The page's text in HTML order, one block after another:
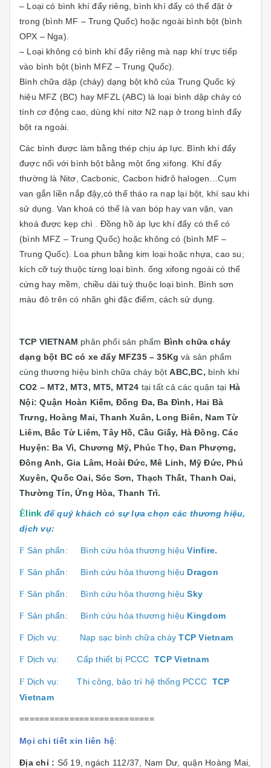
– Loại có bình khí đẩy riêng, bình khí đẩy có thể đặt ở
trong (bình MF – Trung Quốc) hoặc ngoài bình bột (bình
OPX – Nga).
– Loại không có bình khí đẩy riêng mà nạp khí trực tiếp
vào bình bột (bình MFZ – Trung Quốc).
Bình chữa dập (cháy) dạng bột khô của Trung Quốc ký
hiệu MFZ (BC) hay MFZL (ABC) là loại bình dập cháy có
tính cơ động cao, dùng khí nitơ N2 nạp ở trong bình đẩy
bột ra ngoài.
Các bình được làm bằng thép chịu áp lực. Bình khí đẩy
được nối với bình bột bằng một ống xifong. Khí đẩy
thường là Nitơ, Cacbonic, Cacbon hiđrô halogen…Cụm
van gắn liền nắp đậy,có thể tháo ra nạp lại bột, khí sau khi
sử dụng. Van khoá có thể là van bóp hay van vặn, van
khoá được kẹp chì . Đồng hồ áp lực khí đẩy có thể có
(bình MFZ – Trung Quốc) hoặc không có (bình MF –
Trung Quốc). Loa phun bằng kim loại hoặc nhựa, cao su;
kích cỡ tuỳ thuộc từng loại bình. ống xifong ngoài có thể
cứng hay mềm, chiều dài tuỳ thuộc loại bình. Bình sơn
màu đỏ trên có nhãn ghi đặc điểm, cách sử dụng.
TCP VIETNAM phân phối sản phẩm Bình chữa cháy
dạng bột BC có xe đẩy MFZ35 – 35Kg và sản phẩm
cùng thương hiệu bình chữa cháy bộtABC,BC, bình khí
CO2 – MT2, MT3, MT5, MT24 tạitất cả các quận tại Hà
Nội: Quận Hoàn Kiếm, Đống Đa, Ba Đình, Hai Bà
Trưng, Hoàng Mai, Thanh Xuân, Long Biên, Nam Từ
Liêm, Bắc Từ Liêm, Tây Hồ, Cầu Giấy, Hà Đông. Các
Huyện: Ba Vì, Chương Mỹ, Phúc Thọ, Đan Phượng,
Đông Anh, Gia Lâm, Hoài Đức, Mê Linh, Mỹ Đức, Phú
Xuyên, Quốc Oai, Sóc Sơn, Thạch Thất, Thanh Oai,
Thường Tín, Ứng Hòa, Thanh Trì.
Êlink để quý khách có sự lựa chọn các thương hiệu,
dịch vụ:
F Sản phẩn: Bình cứu hỏa thương hiệuVinfire.
F Sản phẩn: Bình cứu hỏa thương hiệu Dragon
F Sản phẩn: Bình cứu hỏa thương hiệuSky
F Sản phẩn: Bình cứu hỏa thương hiệu Kingdom
F Dịch vụ: Nạp sạc bình chữa cháyTCP Vietnam
F Dịch vụ:Cấp thiết bị PCCC TCP Vietnam
F Dịch vụ:Thi công, bảo trì hệ thống PCCC TCP
Vietnam
===========================
Mọi chi tiết xin liên hệ:
Địa chỉ : Số 19, ngách 112/37, Nam Dư, quận Hoàng Mai,